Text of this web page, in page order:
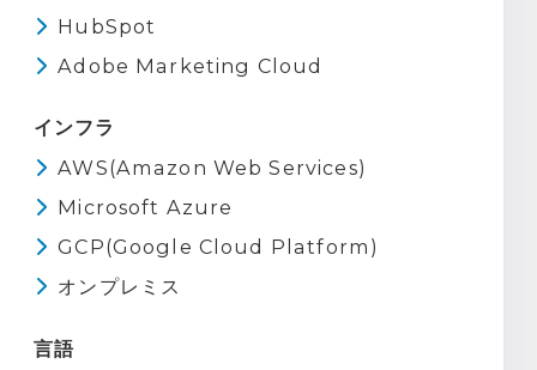
HubSpot
Adobe Marketing Cloud
インフラ
AWS(Amazon Web Services)
Microsoft Azure
GCP(Google Cloud Platform)
オンプレミス
言語